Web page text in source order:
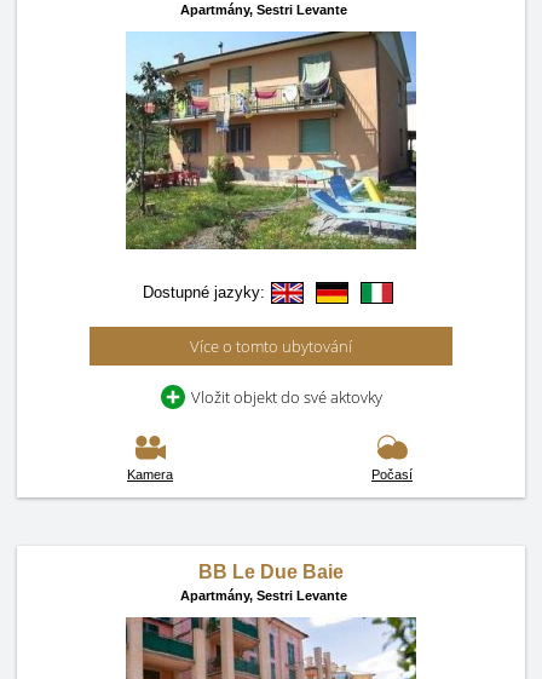
Apartmány, Sestri Levante
Dostupné jazyky:
Více o tomto ubytování
Vložit objekt do své aktovky
Kamera Počasí
BB Le Due Baie
Apartmány, Sestri Levante